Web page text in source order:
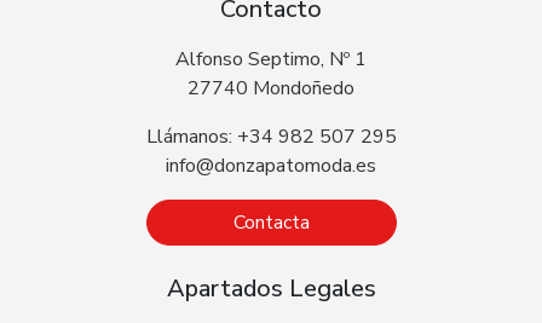
Contacto
Alfonso Septimo, Nº 1
27740 Mondoñedo
Llámanos: +34 982 507 295
info@donzapatomoda.es
Contacta
Apartados Legales